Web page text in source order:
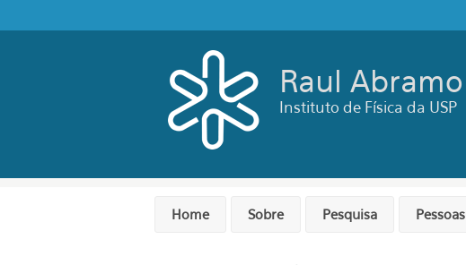
Raul Abramo
Instituto de Física da USP
Home Sobre Pesquisa Pessoas